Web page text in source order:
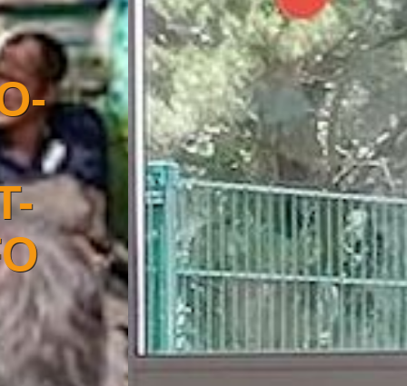
TRANSFO-
E2S :
TRANSITION
NUMÉRIQUE
DANS L'ESS
AU PAYS DE
VANNES